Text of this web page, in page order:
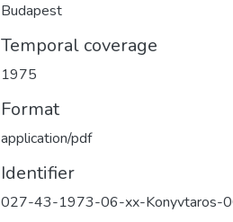
Budapest
Temporal coverage
1975
Format
application/pdf
Identifier
027-43-1973-06-xx-Konyvtaros-